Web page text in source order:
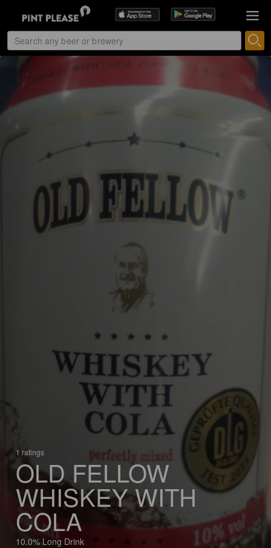
1 ratings
OLD FELLOW
WHISKEY WITH
COLA
10.0% Long Drink